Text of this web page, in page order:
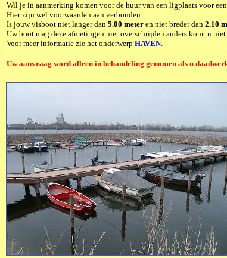
Wil je in aanmerking komen voor de huur van een ligplaats voor
Hier zijn wel voorwaarden aan verbonden.
Is jouw visboot niet langer dan 5.00 meter en niet breder dan 2.10
Uw boot mag deze afmetingen niet overschrijden anders komt u
Voor meer informatie zie het onderwerp HAVEN.
Uw aanvraag word alleen in behandeling genomen als u